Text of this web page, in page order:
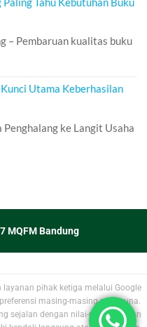
– Pembaruan kualitas buku
Utama Keberhasilan
Penghalang ke Langit Usaha
MQFM Bandung
pihak ketiga melalui Google
masing-masing pengguna.
sejalan dengan nilai-nilai kebaikan